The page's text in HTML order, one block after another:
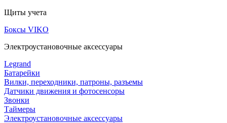
Щиты учета
Боксы VIKO
Электроустановочные аксессуары
Legrand
Батарейки
Вилки, переходники, патроны, разъемы
Датчики движения и фотосенсоры
Звонки
Таймеры
Электроустановочные аксессуары